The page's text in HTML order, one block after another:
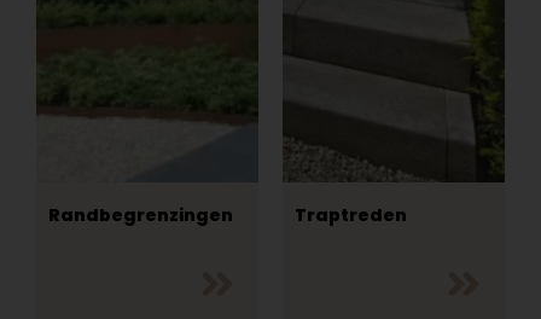
Randbegrenzingen Traptreden